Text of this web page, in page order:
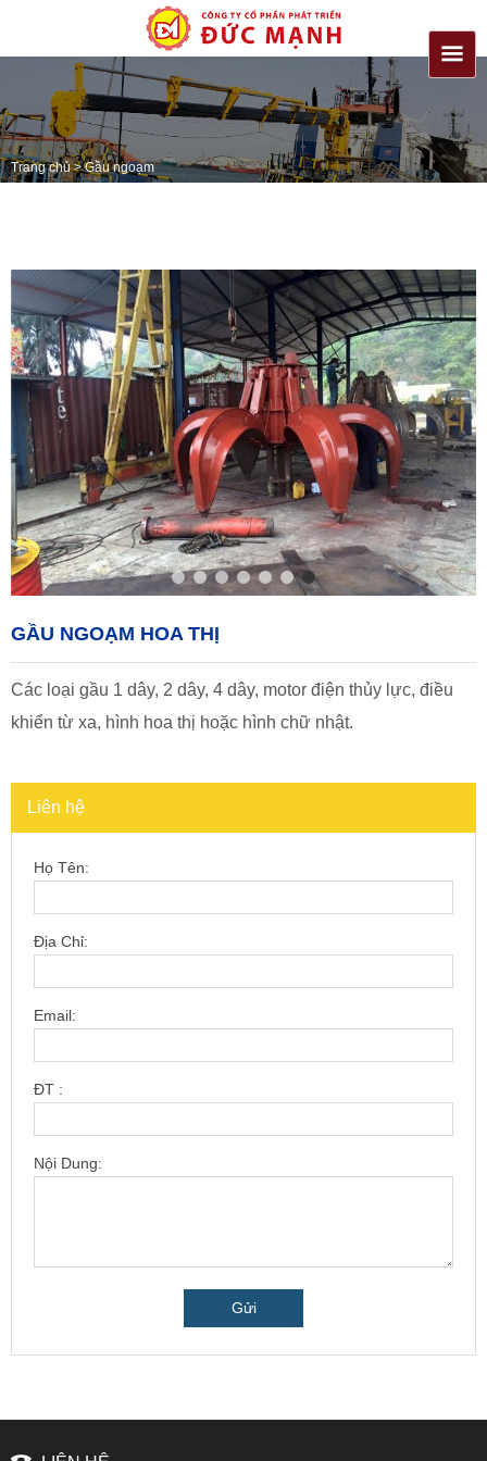
Trang chủ >Gầu ngoạm
GẦU NGOẠM HOA THỊ
Các loại gầu 1 dây, 2 dây, 4 dây, motor điện thủy lực, điều
khiển từ xa, hình hoa thị hoặc hình chữ nhật.